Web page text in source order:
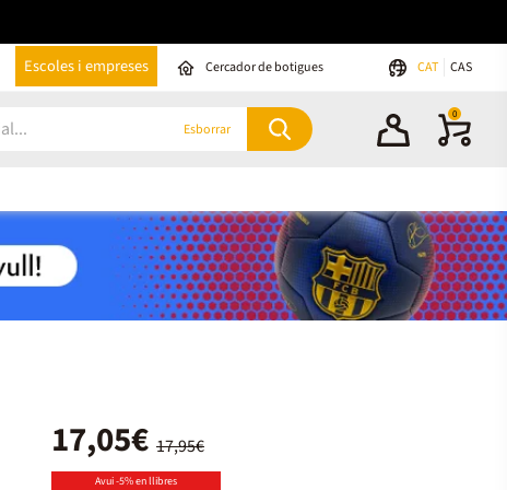
Escoles i empreses Cercador de botigues CAT CAS
Esborrar
0
17,95€
17,05€
Avui -5% en llibres